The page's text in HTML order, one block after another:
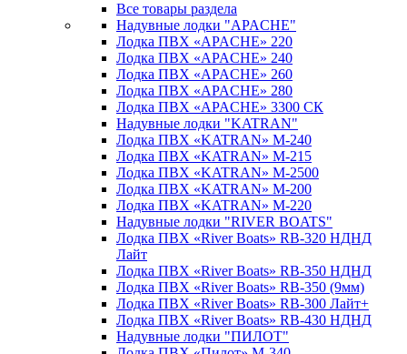
Все товары раздела
Надувные лодки "APACHE"
Лодка ПВХ «APACHE» 220
Лодка ПВХ «APACHE» 240
Лодка ПВХ «APACHE» 260
Лодка ПВХ «APACHE» 280
Лодка ПВХ «APACHE» 3300 СК
Надувные лодки "KATRAN"
Лодка ПВХ «KATRAN» M-240
Лодка ПВХ «KATRAN» M-215
Лодка ПВХ «KATRAN» M-2500
Лодка ПВХ «KATRAN» M-200
Лодка ПВХ «KATRAN» M-220
Надувные лодки "RIVER BOATS"
Лодка ПВХ «River Boats» RB-320 НДНД
Лайт
Лодка ПВХ «River Boats» RB-350 НДНД
Лодка ПВХ «River Boats» RB-350 (9мм)
Лодка ПВХ «River Boats» RB-300 Лайт+
Лодка ПВХ «River Boats» RB-430 НДНД
Надувные лодки "ПИЛОТ"